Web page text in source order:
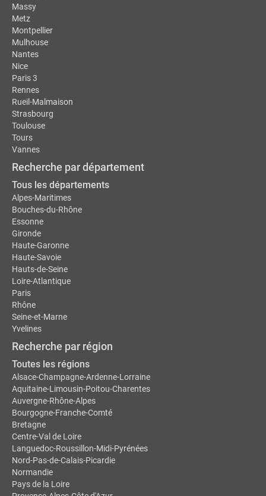
Massy
Metz
Montpellier
Mulhouse
Nantes
Nice
Paris 3
Rennes
Rueil-Malmaison
Strasbourg
Toulouse
Tours
Vannes
Recherche par département
Tous les départements
Alpes-Maritimes
Bouches-du-Rhône
Essonne
Gironde
Haute-Garonne
Haute-Savoie
Hauts-de-Seine
Loire-Atlantique
Paris
Rhône
Seine-et-Marne
Yvelines
Recherche par région
Toutes les régions
Alsace-Champagne-Ardenne-Lorraine
Aquitaine-Limousin-Poitou-Charentes
Auvergne-Rhône-Alpes
Bourgogne-Franche-Comté
Bretagne
Centre-Val de Loire
Languedoc-Roussillon-Midi-Pyrénées
Nord-Pas-de-Calais-Picardie
Normandie
Pays de la Loire